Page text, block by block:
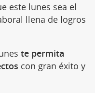
este lunes sea el
llena de logros
te permita
con gran éxito y